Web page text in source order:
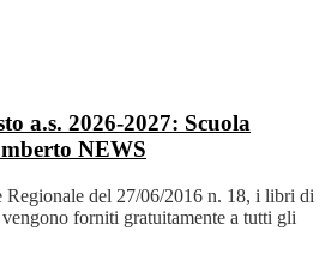
a.s. 2026-2027: Scuola
NEWS
Regionale del 27/06/2016 n. 18, i libri di
forniti gratuitamente a tutti gli